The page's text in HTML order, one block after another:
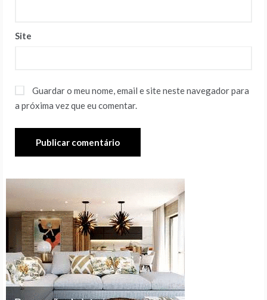
Site
Guardar o meu nome, email e site neste navegador para
a próxima vez que eu comentar.